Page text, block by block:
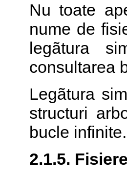
Nu toate
nume de
legãtura
consultarea
Legãtura
structuri
bucle infinite.
2.1.5.